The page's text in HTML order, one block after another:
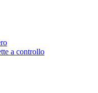
a controllo